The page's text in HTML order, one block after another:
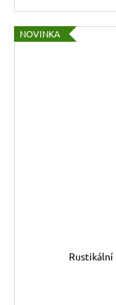
NOVINKA
Rustikální